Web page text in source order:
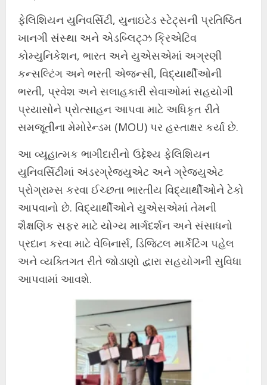
ફેલિશિયન યુનિવર્સિટી, યુનાઇટેડ સ્ટેટ્સની પ્રતિષ્ઠિત
ખાનગી સંસ્થા અને એડબ્લિટ્ઝ ક્રિએટિવ
કોમ્યુનિકેશન, ભારત અને યુએસએમાં અગ્રણી
કન્સલ્ટિંગ અને ભરતી એજન્સી, વિદ્યાર્થીઓની
ભરતી, પ્રવેશ અને સલાહકારી સેવાઓમાં સહયોગી
પ્રયાસોને પ્રોત્સાહન આપવા માટે અધિકૃત રીતે
સમજૂતીના મેમોરેન્ડમ (MOU) પર હસ્તાક્ષર કર્યા છે.
આ વ્યૂહાત્મક ભાગીદારીનો ઉદ્દેશ્ય ફેલિશિયન
યુનિવર્સિટીમાં અંડરગ્રેજ્યુએટ અને ગ્રેજ્યુએટ
પ્રોગ્રામ્સ કરવા ઈચ્છતા ભારતીય વિદ્યાર્થીઓને ટેકો
આપવાનો છે. વિદ્યાર્થીઓને યુએસએમાં તેમની
શૈક્ષણિક સફર માટે યોગ્ય માર્ગદર્શન અને સંસાધનો
પ્રદાન કરવા માટે વેબિનાર્સ, ડિજિટલ માર્કેટિંગ પહેલ
અને વ્યક્તિગત રીતે જોડાણો દ્વારા સહયોગની સુવિધા
આપવામાં આવશે.